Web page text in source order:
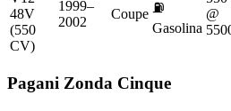
48V
(550
CV)
1999–
2002
Coupe ⛽
Gasolina
@
Pagani Zonda Cinque